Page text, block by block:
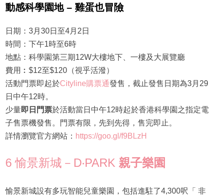
動感科學園地 – 雞蛋也冒險
日期：3月30日至4月2日
時間：下午1時至6時
地點：科學園第三期12W大樓地下、一樓及大展覽廳
費用︰$12至$120（視乎活潑）
活動門票即起於Cityline購票通發售，截止發售日期為3月29
日中午12時。
少量即日門票於活動當日中午12時起於香港科學園之指定電
子售票機發售。門票有限，先到先得，售完即止。
詳情瀏覽官方網站： https://goo.gl/f9BLzH
6 愉景新城－D‧PARK 親子樂園
愉景新城設有多玩智能兒童樂園，包括進駐了4,300呎「 非